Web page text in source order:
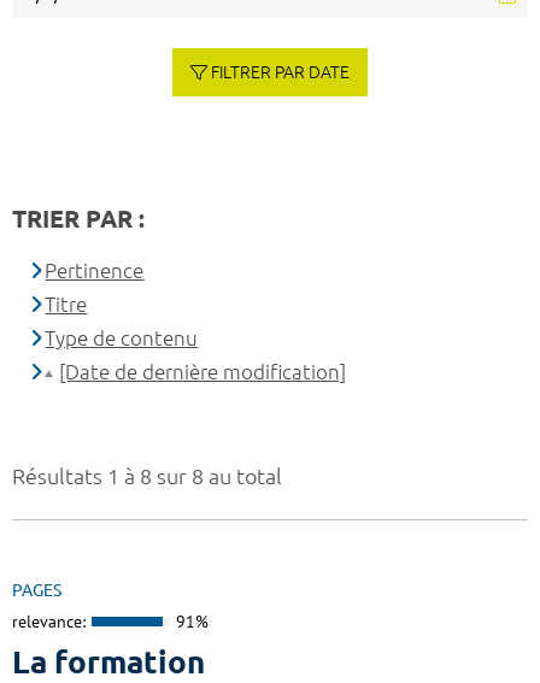
Résultats 1 à 8 sur 8 au total
PAGES
relevance: 91%
La formation
FILTRER PAR DATE
TRIER PAR :
Pertinence
Titre
Type de contenu
[Date de dernière modification]